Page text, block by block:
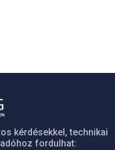
kérdésekkel, technikai
fordulhat: